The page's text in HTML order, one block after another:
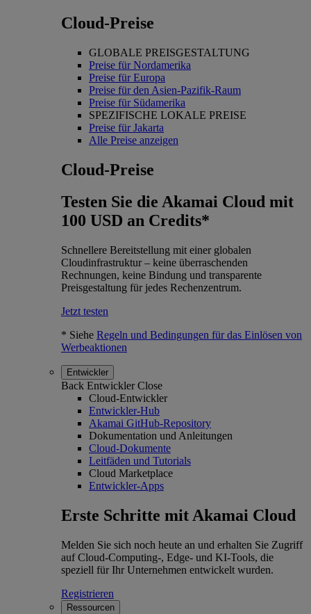
Cloud-Preise
GLOBALE PREISGESTALTUNG
Preise für Nordamerika
Preise für Europa
Preise für den Asien-Pazifik-Raum
Preise für Südamerika
SPEZIFISCHE LOKALE PREISE
Preise für Jakarta
Alle Preise anzeigen
Cloud-Preise
Testen Sie die Akamai Cloud mit
100 USD an Credits*
Schnellere Bereitstellung mit einer globalen
Cloudinfrastruktur – keine überraschenden
Rechnungen, keine Bindung und transparente
Preisgestaltung für jedes Rechenzentrum.
Jetzt testen
* Siehe Regeln und Bedingungen für das Einlösen von
Werbeaktionen
Entwickler
Back Entwickler Close
Cloud-Entwickler
Entwickler-Hub
Akamai GitHub-Repository
Dokumentation und Anleitungen
Cloud-Dokumente
Leitfäden und Tutorials
Cloud Marketplace
Entwickler-Apps
Erste Schritte mit Akamai Cloud
Melden Sie sich noch heute an und erhalten Sie Zugriff
auf Cloud-Computing-, Edge- und KI-Tools, die
speziell für Ihr Unternehmen entwickelt wurden.
Registrieren
Ressourcen